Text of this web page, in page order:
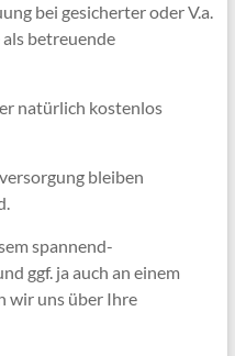
bei gesicherter oder V.a.
betreuende
natürlich kostenlos
bleiben
spannend-
ggf. ja auch an einem
wir uns über Ihre